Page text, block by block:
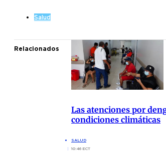
Salud
Relacionados
Las atenciones por
condiciones climáticas
SALUD
10:46 ECT